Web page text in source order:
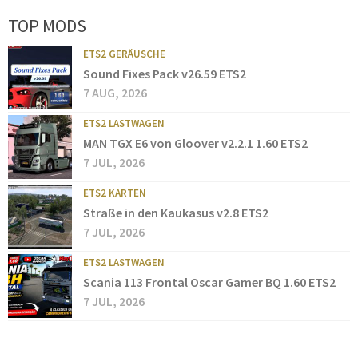
TOP MODS
ETS2 GERÄUSCHE
Sound Fixes Pack v26.59 ETS2
7 AUG, 2026
ETS2 LASTWAGEN
MAN TGX E6 von Gloover v2.2.1 1.60 ETS2
7 JUL, 2026
ETS2 KARTEN
Straße in den Kaukasus v2.8 ETS2
7 JUL, 2026
ETS2 LASTWAGEN
Scania 113 Frontal Oscar Gamer BQ 1.60 ETS2
7 JUL, 2026